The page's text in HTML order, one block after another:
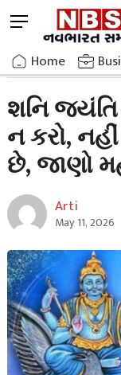
to
content
M
n
u
u
t
o
Home
Home»Breaking
શનિ
ન કરો,
છે, જાણો
Arti
May 11, 2026